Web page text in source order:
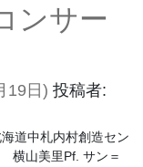
ンサー
19日) 投稿者:
道中札内村創造セン
横山美里Pf. サン＝